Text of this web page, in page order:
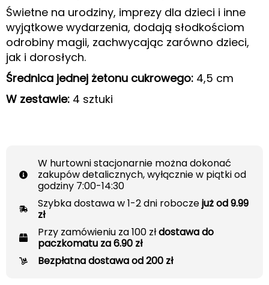
Świetne na urodziny, imprezy dla dzieci i inne
wyjątkowe wydarzenia, dodają słodkościom
odrobiny magii, zachwycając zarówno dzieci,
jak i dorosłych.
Średnica jednej żetonu cukrowego: 4,5 cm
W zestawie: 4 sztuki
W hurtowni stacjonarnie można dokonać
zakupów detalicznych, wyłącznie w piątki od
godziny 7:00-14:30
Szybka dostawa w 1-2 dni roboczejuż od 9.99
zł
Przy zamówieniu za 100 złdostawa do
paczkomatu za 6.90 zł
Bezpłatna dostawa od 200 zł